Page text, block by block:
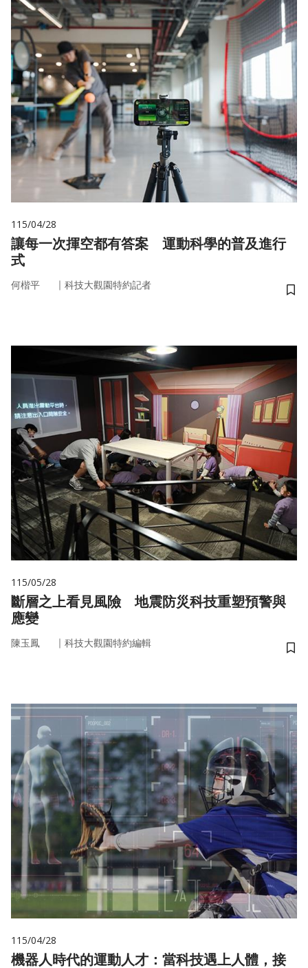
115/04/28
讓每一次揮空都有答案 運動科學的普及進行
式
何楷平 ｜ 科技大觀園特約記者
儲
115/05/28
斷層之上看見風險 地震防災科技重塑預警與
應變
陳玉鳳 ｜ 科技大觀園特約編輯
儲
115/04/28
機器人時代的運動人才：當科技遇上人體，接